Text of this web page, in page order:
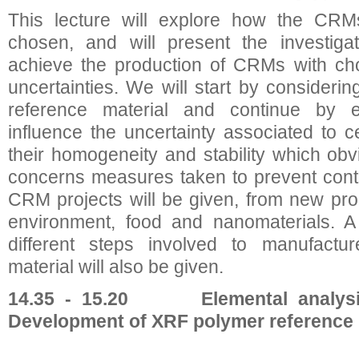
This lecture will explore how the
chosen, and will present the
achieve the production of CRMs with
uncertainties. We will start by
reference material and continue by
influence the uncertainty associated to
their homogeneity and stability which
concerns measures taken to prevent
CRM projects will be given, from new
environment, food and nanomaterials.
different steps involved to
material will also be given.
14.35 - 15.20 Elemental
Development of XRF polymer